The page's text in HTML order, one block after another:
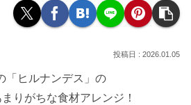
2026.01.05
「ヒルナンデス」の
りがちな食材アレンジ！